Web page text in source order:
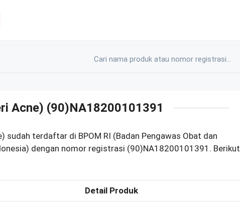
Acne) (90)NA18200101391
sudah terdaftar di BPOM RI (Badan Pengawas Obat dan
dengan nomor registrasi (90)NA18200101391. Berikut
Detail Produk